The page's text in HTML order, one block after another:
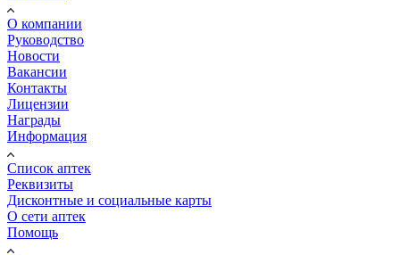
О компании
Руководство
Новости
Вакансии
Контакты
Лицензии
Награды
Информация
Список аптек
Реквизиты
Дисконтные и социальные карты
О сети аптек
Помощь